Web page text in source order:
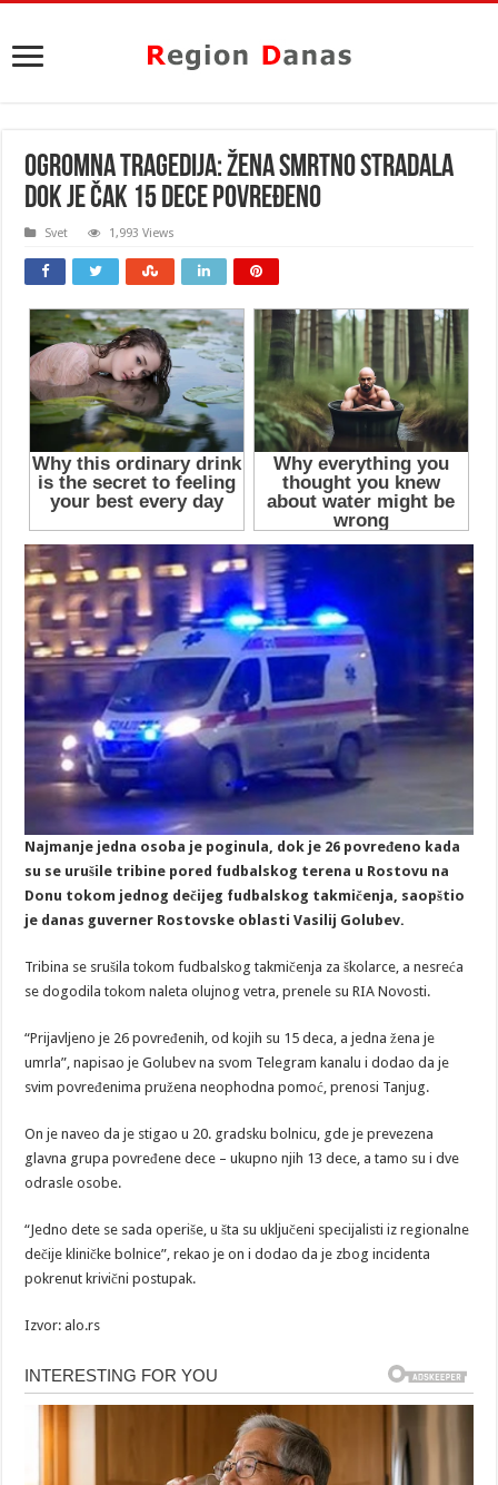
OGROMNA TRAGEDIJA: Žena smrtno stradala
dok je čak 15 dece povređeno
Svet 1,993 Views
Najmanje jedna osoba je poginula, dok je 26 povređeno kada
su se urušile tribine pored fudbalskog terena u Rostovu na
Donu tokom jednog dečijeg fudbalskog takmičenja, saopštio
je danas guverner Rostovske oblasti Vasilij Golubev.
Tribina se srušila tokom fudbalskog takmičenja za školarce, a nesreća
se dogodila tokom naleta olujnog vetra, prenele su RIA Novosti.
“Prijavljeno je 26 povređenih, od kojih su 15 deca, a jedna žena je
umrla”, napisao je Golubev na svom Telegram kanalu i dodao da je
svim povređenima pružena neophodna pomoć, prenosi Tanjug.
On je naveo da je stigao u 20. gradsku bolnicu, gde je prevezena
glavna grupa povređene dece – ukupno njih 13 dece, a tamo su i dve
odrasle osobe.
“Jedno dete se sada operiše, u šta su uključeni specijalisti iz regionalne
dečije kliničke bolnice”, rekao je on i dodao da je zbog incidenta
pokrenut krivični postupak.
Izvor: alo.rs